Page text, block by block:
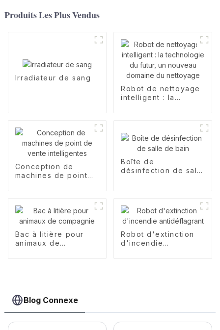
Produits Les Plus Vendus
Irradiateur de sang
Robot de nettoyage
intelligent : la
Conception de
machines de point
Boîte de
désinfection de salle
Bac à litière pour
animaux de
Robot d'extinction
d'incendie
Blog Connexe